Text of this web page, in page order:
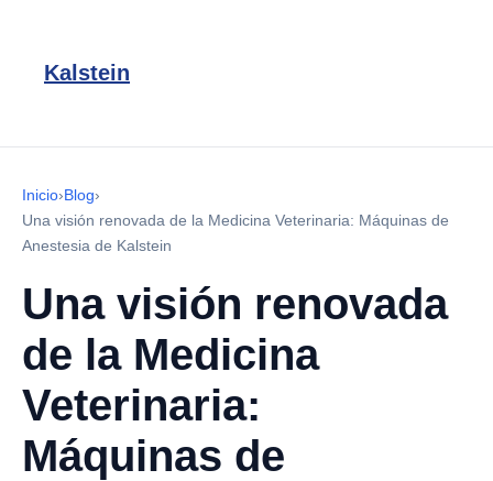
Kalstein
Inicio›Blog›
Una visión renovada de la Medicina Veterinaria: Máquinas de
Anestesia de Kalstein
Una visión renovada
de la Medicina
Veterinaria:
Máquinas de